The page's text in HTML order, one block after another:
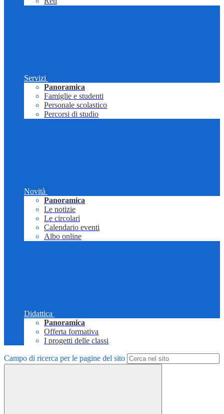
Servizi
Panoramica
Famiglie e studenti
Personale scolastico
Percorsi di studio
Novità
Panoramica
Le notizie
Le circolari
Calendario eventi
Albo online
Didattica
Panoramica
Offerta formativa
I progetti delle classi
Campo di ricerca per le pagine del sito